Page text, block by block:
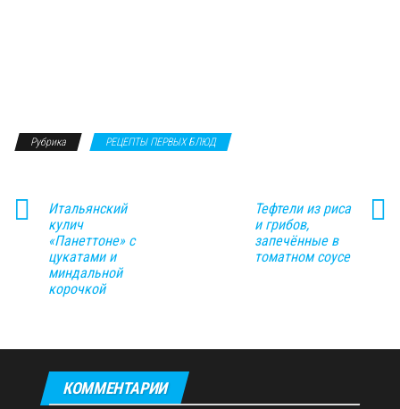
Рубрика РЕЦЕПТЫ ПЕРВЫХ БЛЮД
Итальянский
кулич
«Панеттоне» с
цукатами и
миндальной
корочкой
Тефтели из риса
и грибов,
запечённые в
томатном соусе
КОММЕНТАРИИ